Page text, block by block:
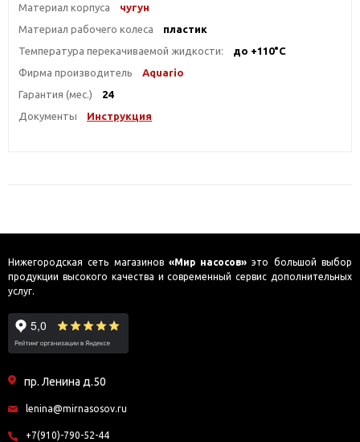
Материал корпуса
чугун
Материал рабочего колеса
пластик
Температура перекачиваемой жидкости:
до +110°С
Фирма производитель
Aquario
Гарантия (мес.)
24
Документы
Инструкция
Нижегородская сеть магазинов «Мир насосов» это большой выбор
продукции высокого качества и современный сервис дополнительных
услуг.
пр. Ленина д.50
lenina@mirnasosov.ru
+7(910)-790-52-44